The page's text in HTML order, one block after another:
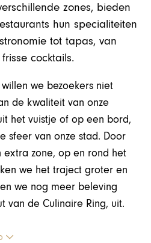
zones, bieden
hun specialiteiten
tot tapas, van
cocktails.
we bezoekers niet
de kwaliteit van onze
het vuistje of op een bord,
sfeer van onze stad. Door
extra zone, op en rond het
we het traject groter en
we nog meer beleving
van de Culinaire Ring, uit.